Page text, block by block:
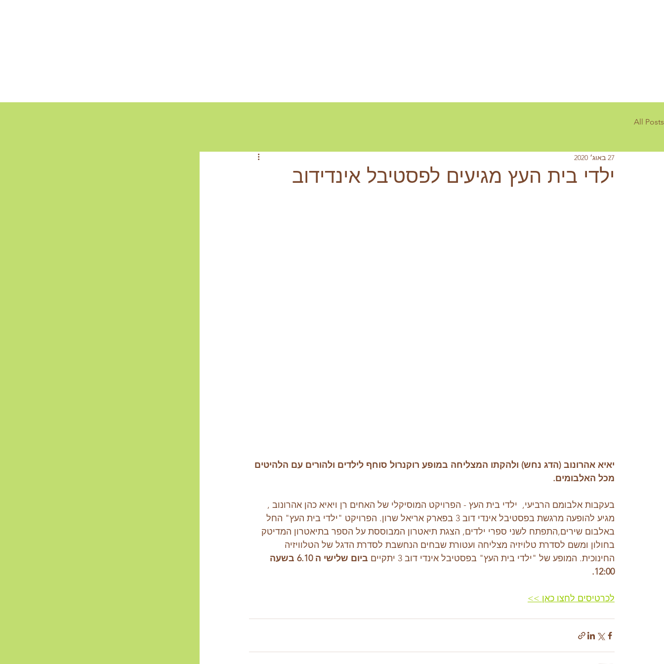
All Posts
ילדי בית העץ מגיעים לפסטיבל אינדידוב
27 באוג׳ 2020
יאיא אהרונוב (הדג נחש) ולהקתו המצליחה במופע רוקנרול סוחף לילדים ולהורים עם הלהיטים
מכל האלבומים.
בעקבות אלבומם הרביעי,  ילדי בית העץ - הפרויקט המוסיקלי של האחים רן ויאיא כהן אהרונוב ,
מגיע להופעה מרגשת בפסטיבל אינדי דוב 3 בפארק אריאל שרון. הפרויקט "ילדי בית העץ" החל
באלבום שירים,התפתח לשני ספרי ילדים, הצגת תיאטרון המבוססת על הספר בתיאטרון המדיטק
בחולון ומשם לסדרת טלויזיה מצליחה ועטורת שבחים הנחשבת לסדרת הדגל של הטלוויזיה
החינוכית. המופע של "ילדי בית העץ" בפסטיבל אינדי דוב 3 יתקיים
ביום שלישי ה 6.10 בשעה
12:00.
לכרטיסים לחצו כאן >>